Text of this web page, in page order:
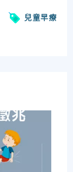
兒童早療